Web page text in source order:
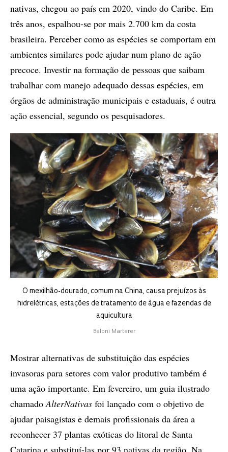
nativas, chegou ao país em 2020, vindo do Caribe. Em
três anos, espalhou-se por mais 2.700 km da costa
brasileira. Perceber como as espécies se comportam em
ambientes similares pode ajudar num plano de ação
precoce. Investir na formação de pessoas que saibam
trabalhar com manejo adequado dessas espécies, em
órgãos de administração municipais e estaduais, é outra
ação essencial, segundo os pesquisadores.
O mexilhão-dourado, comum na China, causa prejuízos às
hidrelétricas, estações de tratamento de água e fazendas de
aquicultura
Beloni Marterer
Mostrar alternativas de substituição das espécies
invasoras para setores com valor produtivo também é
uma ação importante. Em fevereiro, um guia ilustrado
chamadoAlterNativas foi lançado com o objetivo de
ajudar paisagistas e demais profissionais da área a
reconhecer 37 plantas exóticas do litoral de Santa
Catarina e substituí-las por 93 nativas da região. Na